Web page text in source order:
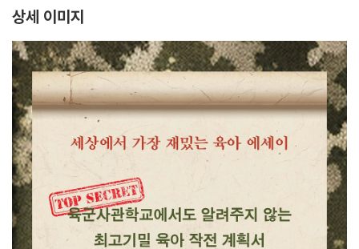
상세 이미지